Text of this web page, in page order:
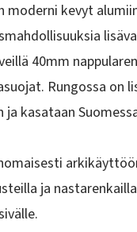
moderni kevyt
40mm
Rungossa on
kasataan
ja